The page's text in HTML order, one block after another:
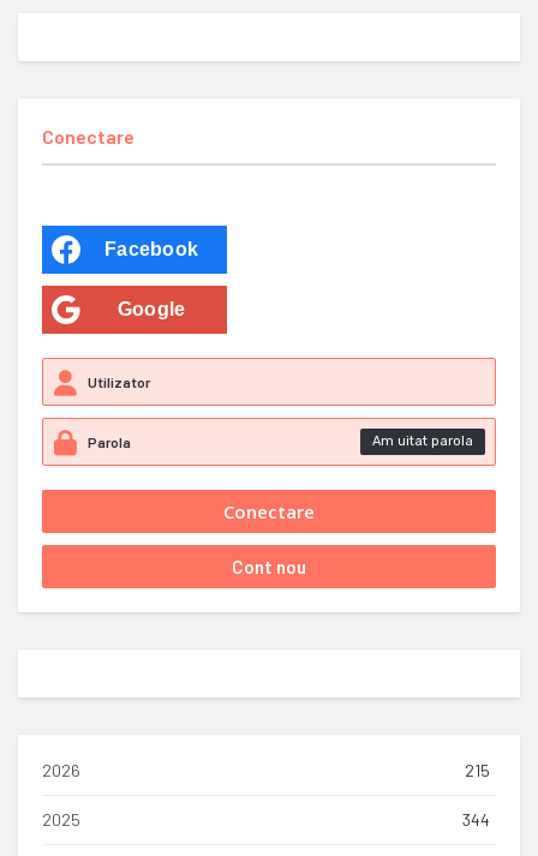
Conectare
Facebook
Google
Am uitat parola
2026 215
2025 344